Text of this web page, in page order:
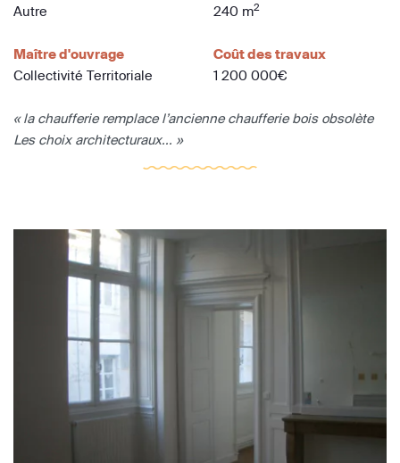
Autre
240 m2
Maître d'ouvrage
Collectivité Territoriale
Coût des travaux
1 200 000€
« la chaufferie remplace l’ancienne chaufferie bois obsolète
Les choix architecturaux... »